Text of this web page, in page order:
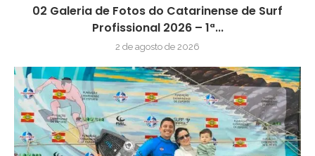
02 Galeria de Fotos do Catarinense de Surf
Profissional 2026 – 1ª...
2 de agosto de 2026